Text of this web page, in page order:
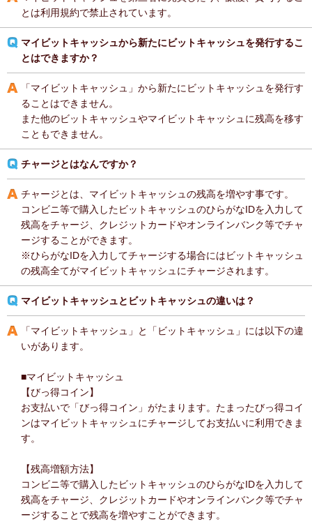
とは利用規約で禁止されています。
マイビットキャッシュから新たにビットキャッシュを発行するこ
とはできますか？
「マイビットキャッシュ」から新たにビットキャッシュを発行す
ることはできません。
また他のビットキャッシュやマイビットキャッシュに残高を移す
こともできません。
チャージとはなんですか？
チャージとは、マイビットキャッシュの残高を増やす事です。
コンビニ等で購入したビットキャッシュのひらがなIDを入力して
残高をチャージ、クレジットカードやオンラインバンク等でチャ
ージすることができます。
※ひらがなIDを入力してチャージする場合にはビットキャッシュ
の残高全てがマイビットキャッシュにチャージされます。
マイビットキャッシュとビットキャッシュの違いは？
「マイビットキャッシュ」と「ビットキャッシュ」には以下の違
いがあります。
■マイビットキャッシュ
【びっ得コイン】
お支払いで「びっ得コイン」がたまります。たまったびっ得コイ
ンはマイビットキャッシュにチャージしてお支払いに利用できま
す。
【残高増額方法】
コンビニ等で購入したビットキャッシュのひらがなIDを入力して
残高をチャージ、クレジットカードやオンラインバンク等でチャ
ージすることで残高を増やすことができます。